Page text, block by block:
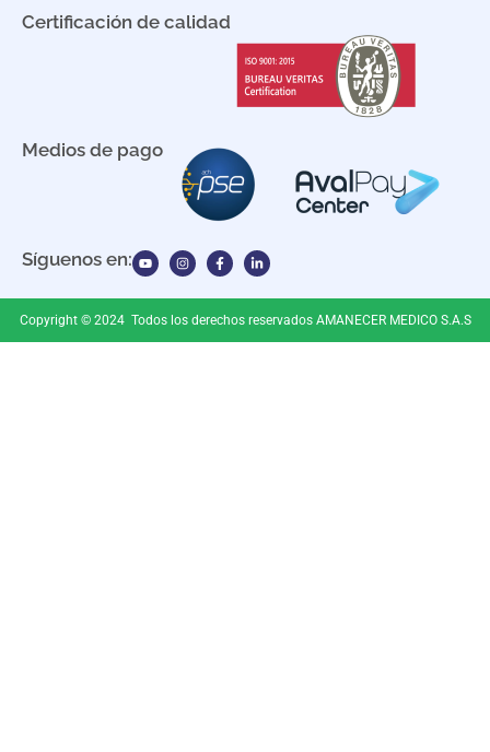
Certificación de calidad
Medios de pago
Síguenos en:
Copyright © 2024 Todos los derechos reservados AMANECER MEDICO S.A.S